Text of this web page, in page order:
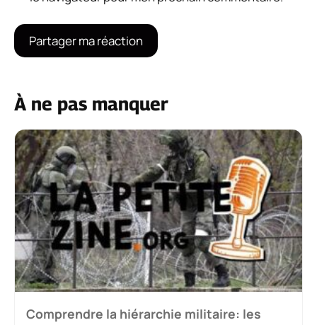
À ne pas manquer
Comprendre la hiérarchie militaire: les